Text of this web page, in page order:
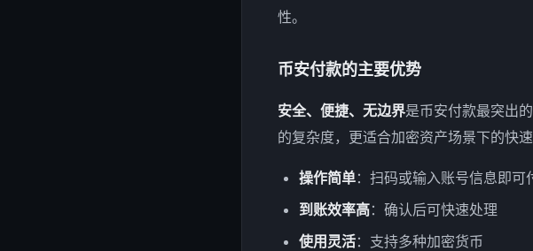
性。
币安付款的主要优势
安全、便捷、无边界是币安付款最突出
的复杂度，更适合加密资产场景下的快速
操作简单：扫码或输入账号信息即可
到账效率高：确认后可快速处理
使用灵活：支持多种加密货币